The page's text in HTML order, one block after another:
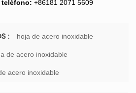
teléfono: +86181 2071 5609
: hoja de acero inoxidable
de acero inoxidable
acero inoxidable